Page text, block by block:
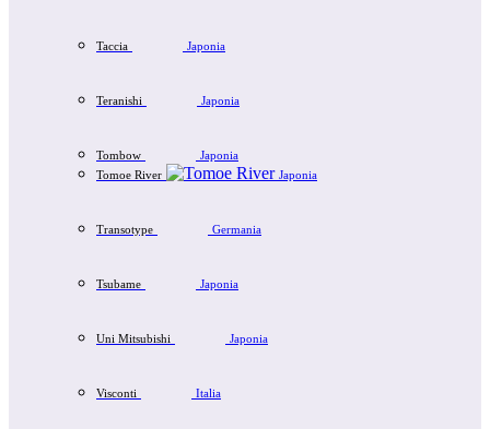
Taccia Japonia
Teranishi Japonia
Tombow
Japonia
Tomoe River
Japonia
Transotype Germania
Tsubame Japonia
Uni Mitsubishi Japonia
Visconti Italia